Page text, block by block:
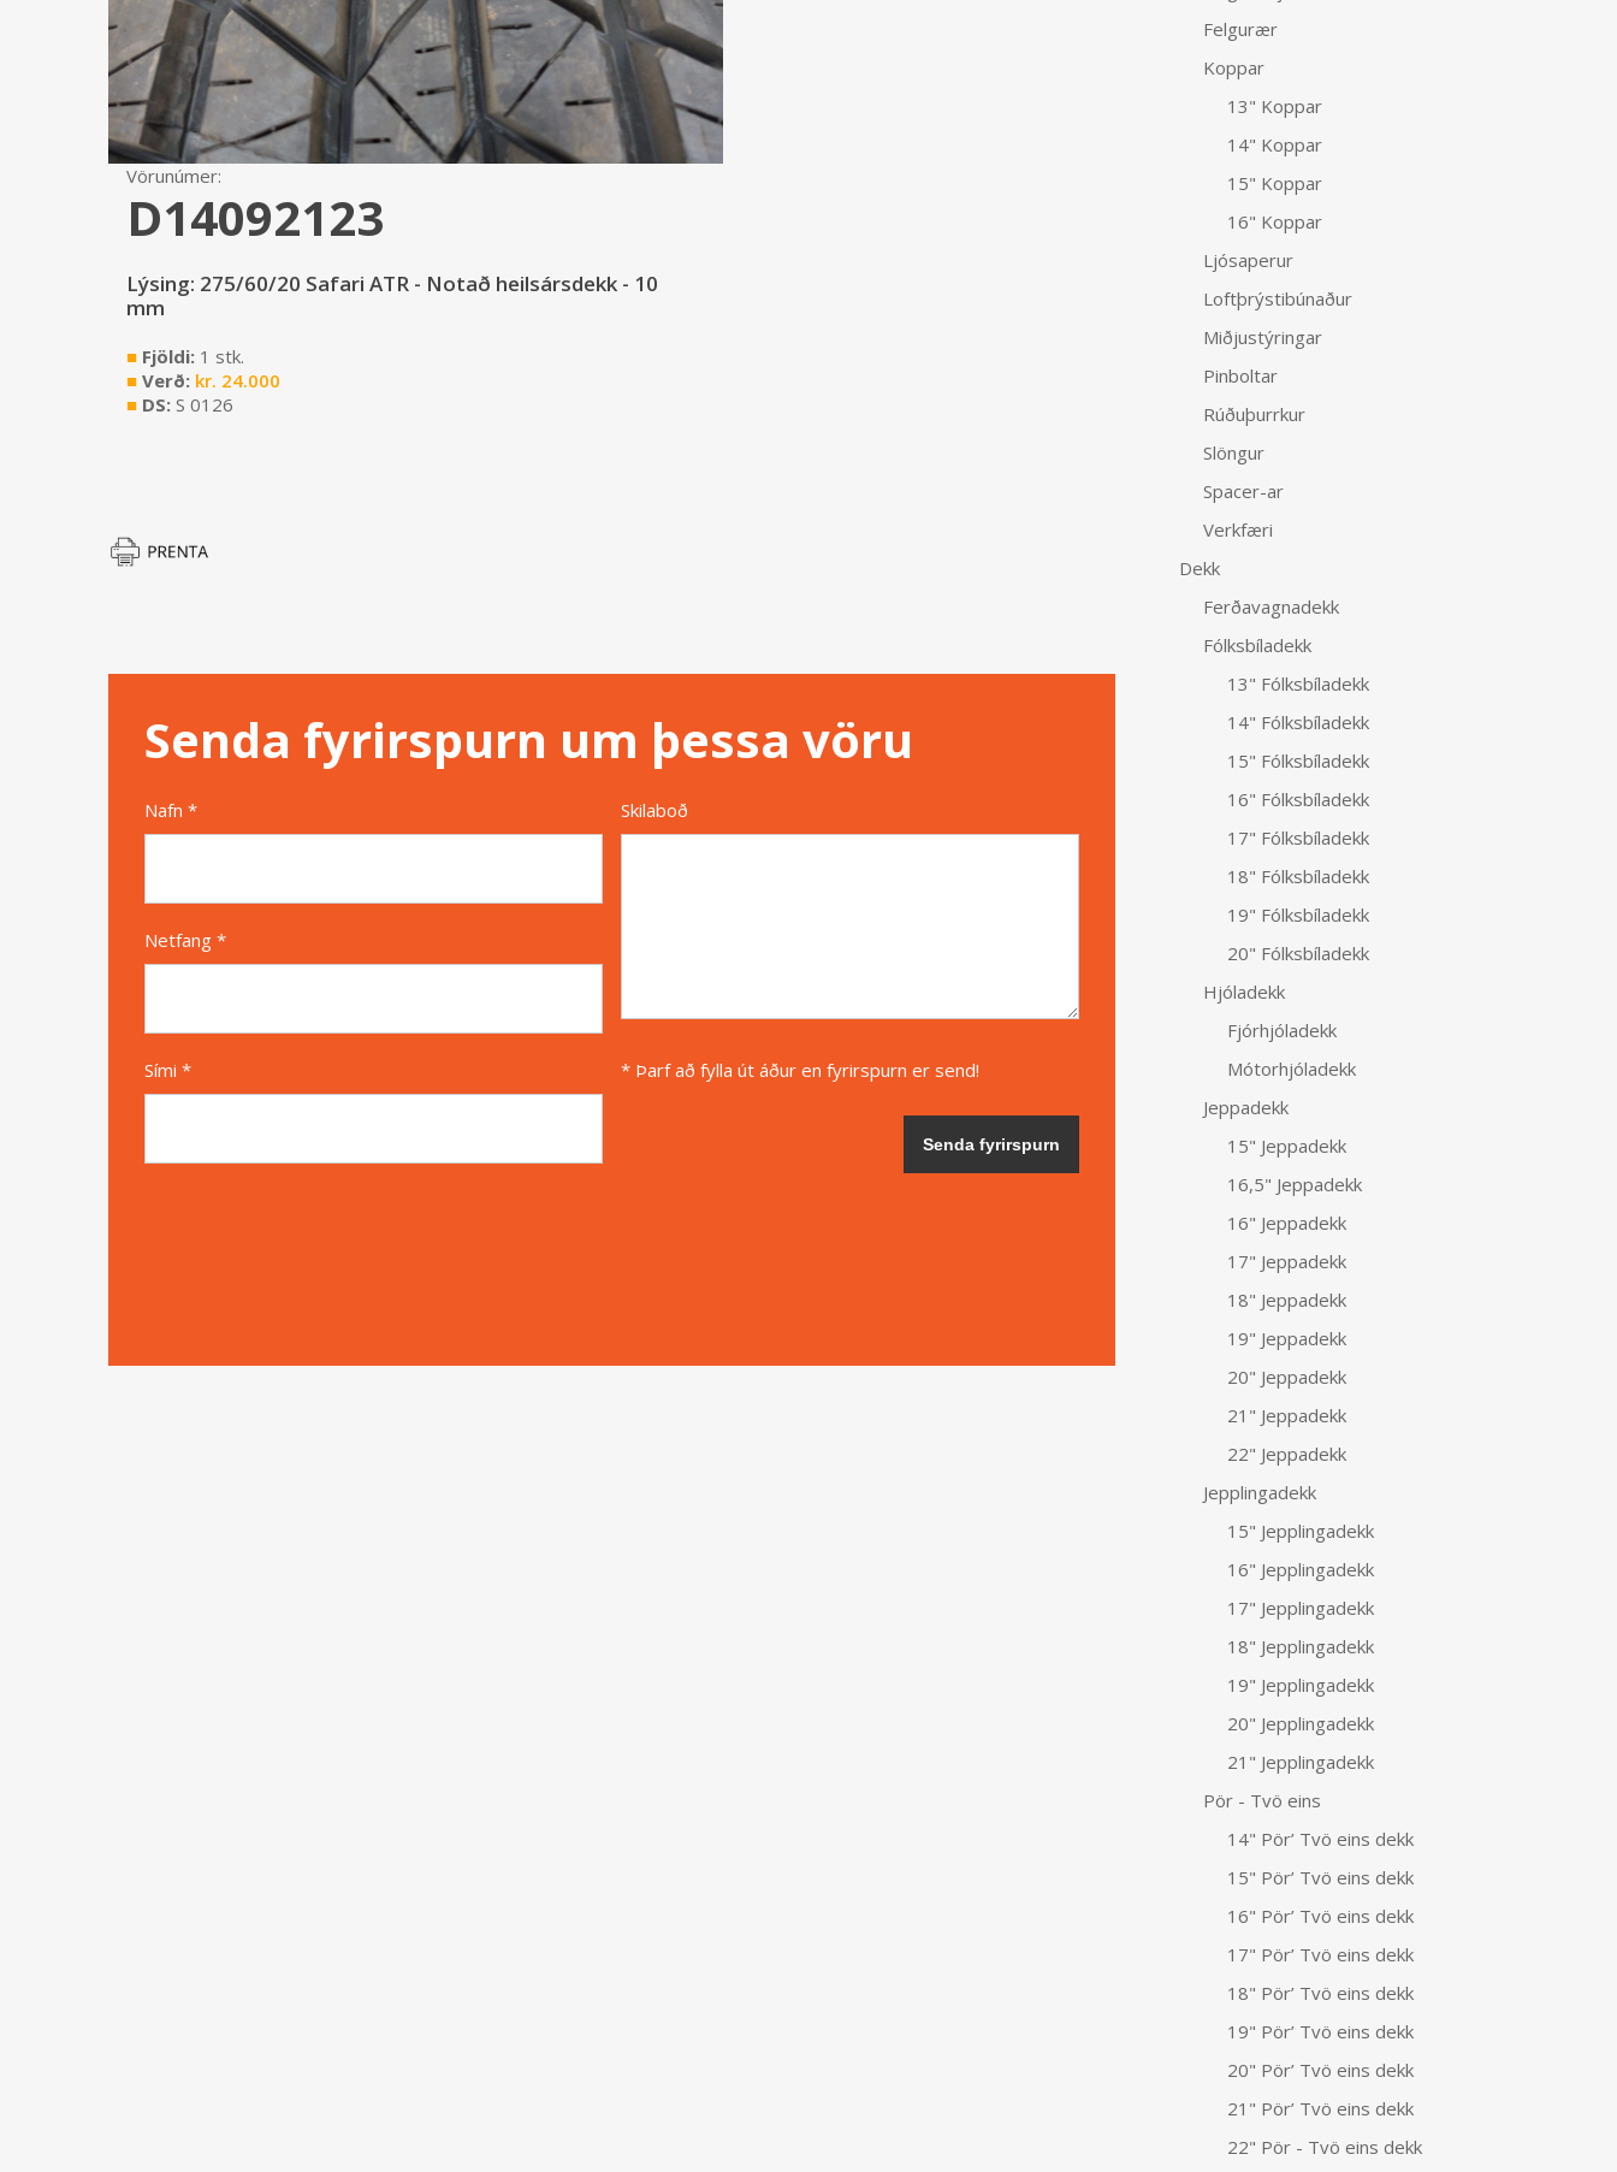
Vörunúmer:
D14092123
Lýsing: 275/60/20 Safari ATR - Notað heilsársdekk - 10
mm
■ Fjöldi: 1 stk.
■ Verð: kr. 24.000
■ DS: S 0126
Senda fyrirspurn um þessa vöru
Nafn *
Netfang *
Sími *
Skilaboð
* Þarf að fylla út áður en fyrirspurn er send!
Felgurær
Koppar
13" Koppar
14" Koppar
15" Koppar
16" Koppar
Ljósaperur
Loftþrýstibúnaður
Miðjustýringar
Pinboltar
Rúðuþurrkur
Slöngur
Spacer-ar
Verkfæri
Dekk
Ferðavagnadekk
Fólksbíladekk
13" Fólksbíladekk
14" Fólksbíladekk
15" Fólksbíladekk
16" Fólksbíladekk
17" Fólksbíladekk
18" Fólksbíladekk
19" Fólksbíladekk
20" Fólksbíladekk
Hjóladekk
Fjórhjóladekk
Mótorhjóladekk
Jeppadekk
15" Jeppadekk
16,5" Jeppadekk
16" Jeppadekk
17" Jeppadekk
18" Jeppadekk
19" Jeppadekk
20" Jeppadekk
21" Jeppadekk
22" Jeppadekk
Jepplingadekk
15" Jepplingadekk
16" Jepplingadekk
17" Jepplingadekk
18" Jepplingadekk
19" Jepplingadekk
20" Jepplingadekk
21" Jepplingadekk
Pör - Tvö eins
14" Pör’ Tvö eins dekk
15" Pör’ Tvö eins dekk
16" Pör’ Tvö eins dekk
17" Pör’ Tvö eins dekk
18" Pör’ Tvö eins dekk
19" Pör’ Tvö eins dekk
20" Pör’ Tvö eins dekk
21" Pör’ Tvö eins dekk
22" Pör - Tvö eins dekk